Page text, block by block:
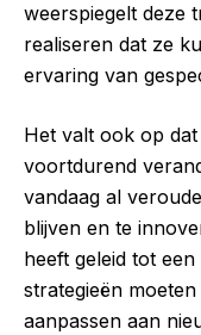
weerspiegelt deze
realiseren dat ze
ervaring van
Het valt ook op
voortdurend
vandaag al
blijven en te
heeft geleid tot
strategieën
aanpassen aan